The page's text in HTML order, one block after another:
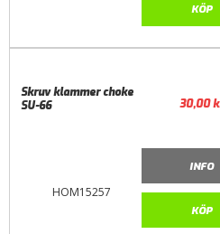
KÖP
HOM15257
Skruv klammer choke
SU-66
30,00
INFO
KÖP